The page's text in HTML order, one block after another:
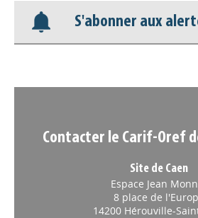
Nos veilles Scoop.it
S'abonner aux
Contacter le Carif-Oref
Site de Caen
Espace Jean
8 place de
14200 Hérouville-